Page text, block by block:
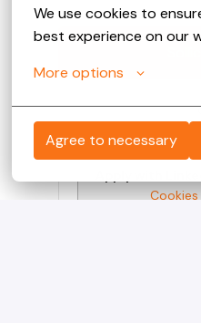
We use cookies to
best experience on our
More options
Agree to necessary
Cookies